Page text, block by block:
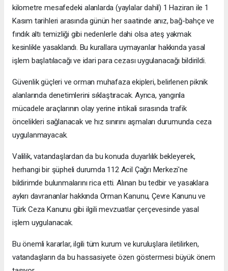
kilometre mesafedeki alanlarda (yaylalar dahil) 1 Haziran ile 1
Kasım tarihleri arasında günün her saatinde anız, bağ-bahçe ve
fındık altı temizliği gibi nedenlerle dahi olsa ateş yakmak
kesinlikle yasaklandı. Bu kurallara uymayanlar hakkında yasal
işlem başlatılacağı ve idari para cezası uygulanacağı bildirildi.
Güvenlik güçleri ve orman muhafaza ekipleri, belirlenen piknik
alanlarında denetimlerini sıklaştıracak. Ayrıca, yangınla
mücadele araçlarının olay yerine intikali sırasında trafik
öncelikleri sağlanacak ve hız sınırını aşmaları durumunda ceza
uygulanmayacak.
Valilik, vatandaşlardan da bu konuda duyarlılık bekleyerek,
herhangi bir şüpheli durumda 112 Acil Çağrı Merkezi'ne
bildirimde bulunmalarını rica etti. Alınan bu tedbir ve yasaklara
aykırı davrananlar hakkında Orman Kanunu, Çevre Kanunu ve
Türk Ceza Kanunu gibi ilgili mevzuatlar çerçevesinde yasal
işlem uygulanacak.
Bu önemli kararlar, ilgili tüm kurum ve kuruluşlara iletilirken,
vatandaşların da bu hassasiyete özen göstermesi büyük önem